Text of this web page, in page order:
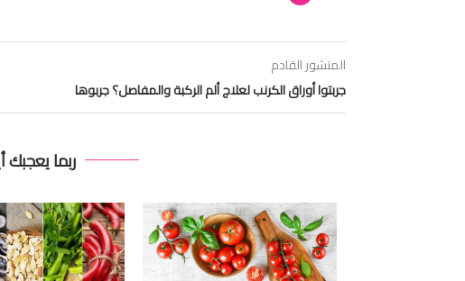
المنشور القادم
جربتوا أوراق الكرنب لعلاج ألم الركبة والمفاصل؟ جربوها
ربما يعجبك